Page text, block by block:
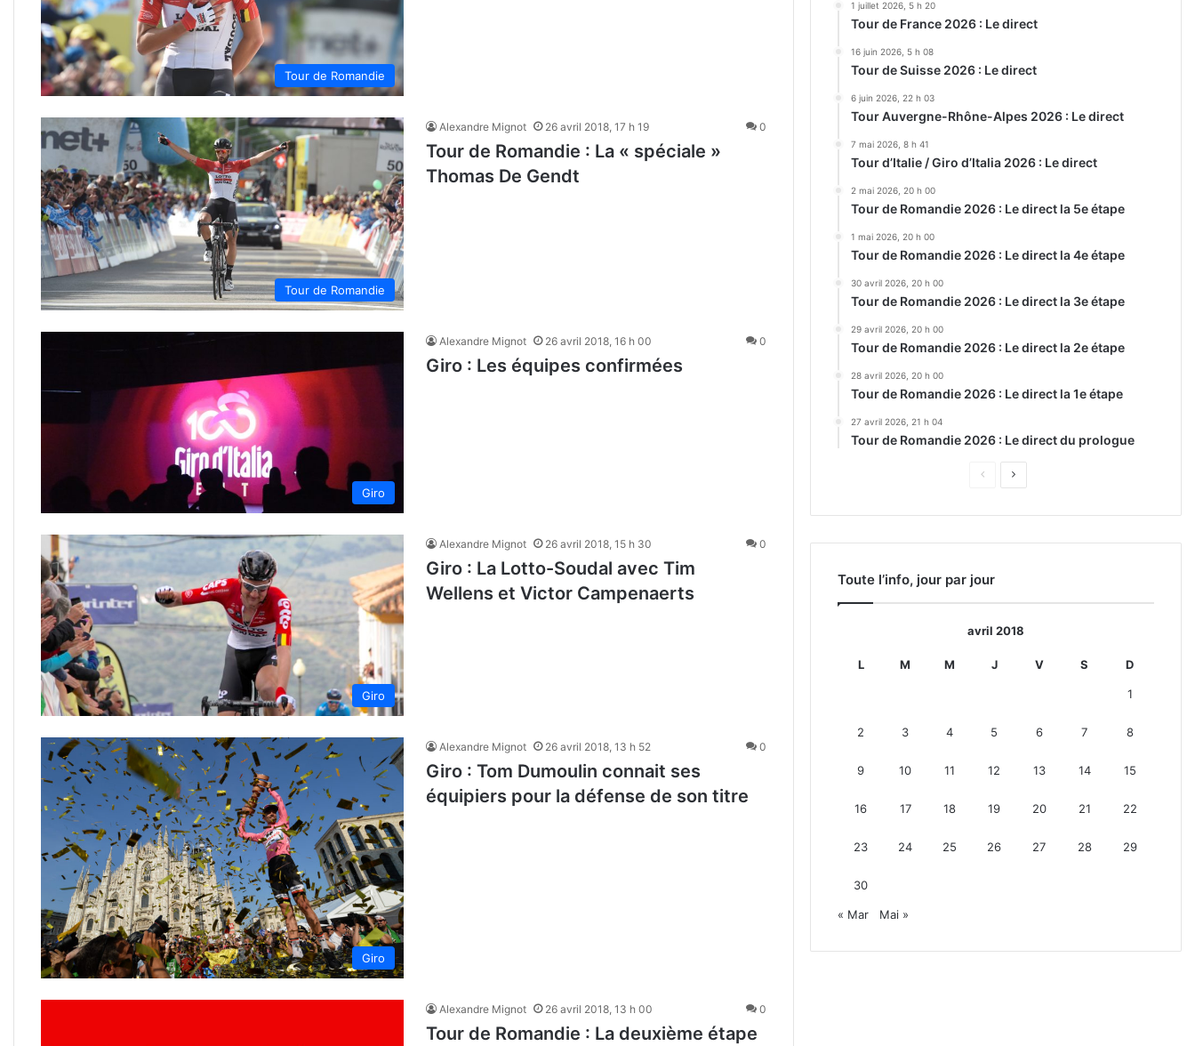
Tour de Romandie
Tour de Romandie
Alexandre Mignot 26 avril 2018, 17 h 19 0
Tour de Romandie : La « spéciale »
Thomas De Gendt
Giro
Alexandre Mignot 26 avril 2018, 16 h 00 0
Giro : Les équipes confirmées
Giro
Alexandre Mignot 26 avril 2018, 15 h 30 0
Giro : La Lotto-Soudal avec Tim
Wellens et Victor Campenaerts
Giro
Alexandre Mignot 26 avril 2018, 13 h 52 0
Giro : Tom Dumoulin connait ses
équipiers pour la défense de son titre
Alexandre Mignot 26 avril 2018, 13 h 00 0
Tour de Romandie : La deuxième étape
1 juillet 2026, 5 h 20
Tour de France 2026 : Le direct
16 juin 2026, 5 h 08
Tour de Suisse 2026 : Le direct
6 juin 2026, 22 h 03
Tour Auvergne-Rhône-Alpes 2026 : Le direct
7 mai 2026, 8 h 41
Tour d’Italie / Giro d’Italia 2026 : Le direct
2 mai 2026, 20 h 00
Tour de Romandie 2026 : Le direct la 5e étape
1 mai 2026, 20 h 00
Tour de Romandie 2026 : Le direct la 4e étape
30 avril 2026, 20 h 00
Tour de Romandie 2026 : Le direct la 3e étape
29 avril 2026, 20 h 00
Tour de Romandie 2026 : Le direct la 2e étape
28 avril 2026, 20 h 00
Tour de Romandie 2026 : Le direct la 1e étape
27 avril 2026, 21 h 04
Tour de Romandie 2026 : Le direct du prologue
Page
Page
Toute l’info, jour par jour
avril 2018
L M M J V S D
1
2 3 4 5 6 7 8
9 10 11 12 13 14 15
16 17 18 19 20 21 22
23 24 25 26 27 28 29
30
« Mar Mai »